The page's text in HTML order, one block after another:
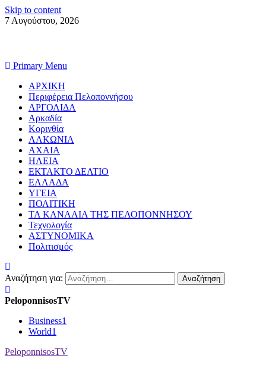
Skip to content
7 Αυγούστου, 2026
Primary Menu
ΑΡΧΙΚΗ
Περιφέρεια Πελοποννήσου
ΑΡΓΟΛΙΔΑ
Αρκαδία
Κορινθία
ΛΑΚΩΝΙΑ
ΑΧΑΙΑ
ΗΛΕΙΑ
ΕΚΤΑΚΤΟ ΔΕΛΤΙΟ
ΕΛΛΑΔΑ
ΥΓΕΙΑ
ΠΟΛΙΤΙΚΗ
ΤΑ ΚΑΝΑΛΙΑ ΤΗΣ ΠΕΛΟΠΟΝΝΗΣΟΥ
Τεχνολογία
ΑΣΤΥΝΟΜΙΚΑ
Πολιτισμός
Αναζήτηση για:
PeloponnisosTV
Business1
World1
PeloponnisosTV